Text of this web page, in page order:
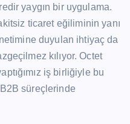
yaygın bir uygulama.
ticaret eğiliminin yanı
duyulan ihtiyaç da
kılıyor. Octet
iş birliğiyle bu
süreçlerinde